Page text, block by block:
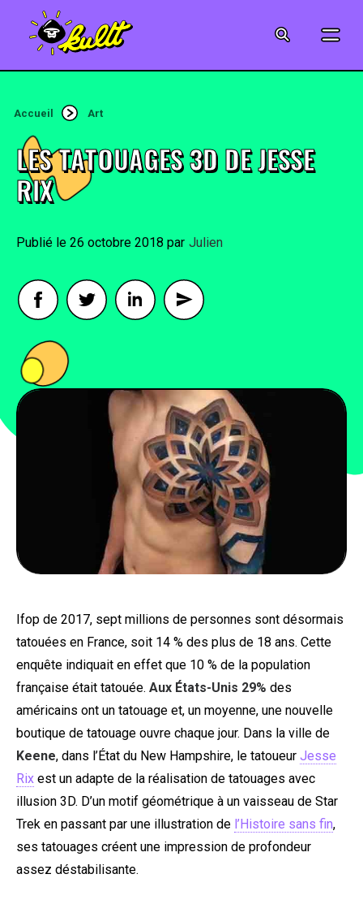
MUSIQUE
JEUX-VIDÉO
PEOPLE
FOOD
BONS PLANS
SOUTENEZ KULTT
Accueil Art
LES TATOUAGES 3D DE JESSE
RIX
26 octobre 2018 By Julien
Ifop de 2017, sept millions de personnes sont désormais
tatouées en France, soit 14 % des plus de 18 ans. Cette
enquête indiquait en effet que 10 % de la population
française était tatouée. Aux États-Unis 29% des
américains ont un tatouage et, un moyenne, une nouvelle
boutique de tatouage ouvre chaque jour. Dans la ville de
Keene, dans l’État du New Hampshire, le tatoueur Jesse
Rix est un adapte de la réalisation de tatouages avec
illusion 3D. D’un motif géométrique à un vaisseau de Star
Trek en passant par une illustration de l’Histoire sans fin,
ses tatouages créent une impression de profondeur
assez déstabilisante.